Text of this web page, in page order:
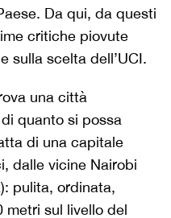
Da qui, da questi
critiche piovute
sulla scelta dell’UCI.
una città
quanto si possa
di una capitale
dalle vicine Nairobi
pulita, ordinata,
metri sul livello del